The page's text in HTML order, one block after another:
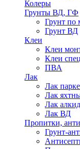
Колеры
Грунты ВД, ГФ
Грунт по
Грунт ВД
Клеи
Клеи
Клеи
ПВА
Лак
Лак
Лак
Лак
Лак ВД
Пропитки,
Грунт-